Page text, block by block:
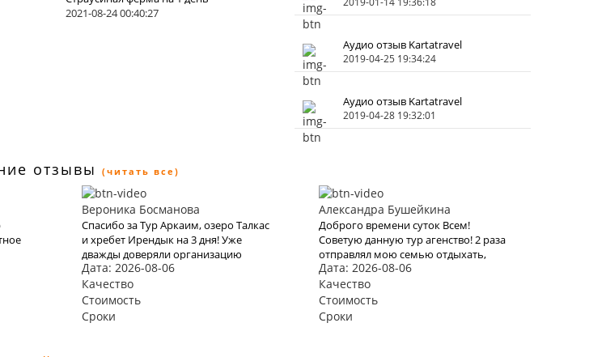
2021-08-24 00:40:27
Аудио отзыв Kartatravel
2019-04-25 19:34:24
Аудио отзыв Kartatravel
2019-04-28 19:32:01
отзывы (читать все)
Вероника Босманова
Спасибо за Тур Аркаим, озеро Талкас
и хребет Ирендык на 3 дня! Уже
дважды доверяли организацию
отдыха karttrvel и оба раза все
прошло отлично! Путешествие было
с маленьким ребёнком поэтому к
выбору тура подходили особенно
трепетно. Большое спасибо за
Дата: 2026-08-06
Качество
Стоимость
Сроки
Александра Бушейкина
Доброго времени суток Всем!
Советую данную тур агенство! 2 раза
отправлял мою семью отдыхать,
один раз Тур Баден-Баден
Екатеринбург термы на 2 дня в
начале 2020 года, и второй раз
решили полететь на моря а именно
в Турцию, все понравилось, буду
Дата: 2026-08-06
Качество
Стоимость
Сроки